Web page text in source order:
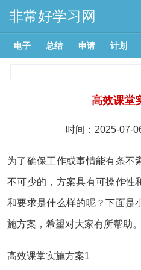
非常好学习网
电子 总结 申请 计划
高效课堂
时间：2025-07-
为了确保工作或事情能有条不
不可少的，方案具有可操作性
和要求是什么样的呢？下面是
施方案，希望对大家有所帮助。
高效课堂实施方案1